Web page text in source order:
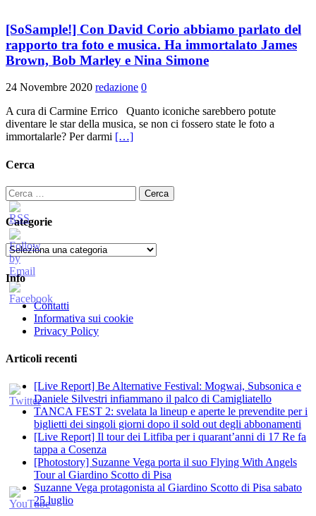
[SoSample!] Con David Corio abbiamo parlato del
rapporto tra foto e musica. Ha immortalato James
Brown, Bob Marley e Nina Simone
24 Novembre 2020 redazione 0
A cura di Carmine Errico Quanto iconiche sarebbero potute
diventare le star della musica, se non ci fossero state le foto a
immortalarle? Per darmi […]
Cerca
Ricerca
per:
Categorie
Categorie
Info
Contatti
Informativa sui cookie
Privacy Policy
Articoli recenti
[Live Report] Be Alternative Festival: Mogwai, Subsonica e
Daniele Silvestri infiammano il palco di Camigliatello
TANCA FEST 2: svelata la lineup e aperte le prevendite per i
biglietti dei singoli giorni dopo il sold out degli abbonamenti
[Live Report] Il tour dei Litfiba per i quarant’anni di 17 Re fa
tappa a Cosenza
[Photostory] Suzanne Vega porta il suo Flying With Angels
Tour al Giardino Scotto di Pisa
Suzanne Vega protagonista al Giardino Scotto di Pisa sabato
25 luglio